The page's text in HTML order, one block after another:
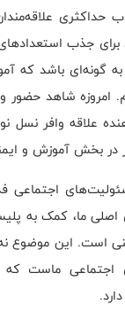
حداکثری
برای جذب
به گونه‌ای باشد که
علاقه وافر نسل
در بخش آموزش و
اجتماعی
ما، کمک به
است. این موضوع
اجتماعی ماست که